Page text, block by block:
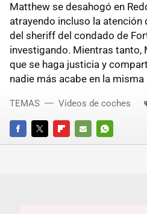
Matthew se desahogó en
atrayendo incluso la atención
del sheriff del condado de
investigando. Mientras tanto,
que se haga justicia y
nadie más acabe en la
FACEBOOKTWITTERFLIPBOARD
E-
WHATSAPP
TEMAS Vídeos de coches